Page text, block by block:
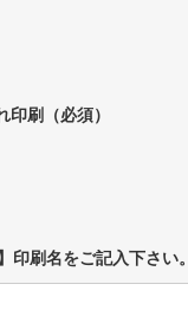
印刷（必須）
印刷名をご記入下さい。